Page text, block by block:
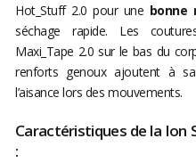
Hot_Stuff 2.0 pour une bonne
séchage rapide. Les
Maxi_Tape 2.0 sur le bas du
renforts genoux ajoutent à
l’aisance lors des mouvements.
Caractéristiques de la Ion
: